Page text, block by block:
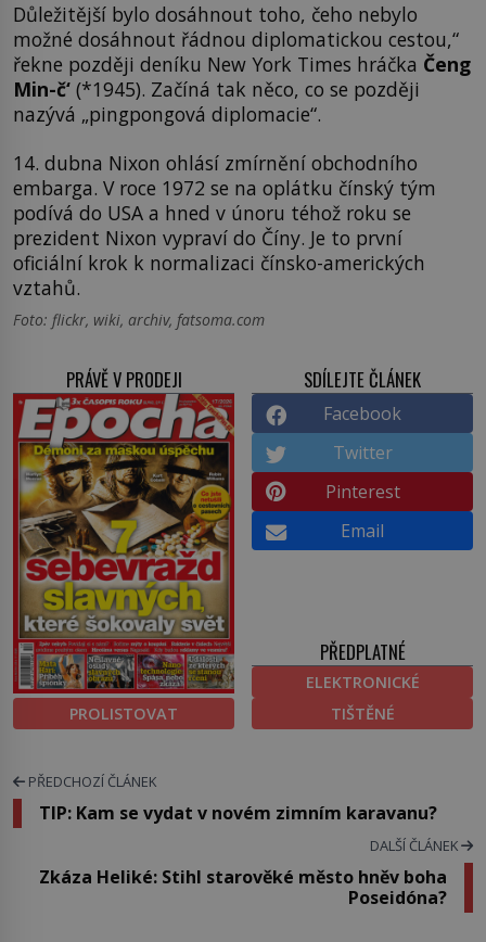
Důležitější bylo dosáhnout toho, čeho nebylo
možné dosáhnout řádnou diplomatickou cestou,“
řekne později deníku New York Times hráčka Čeng
Min-č‘ (*1945). Začíná tak něco, co se později
nazývá „pingpongová diplomacie“.
14. dubna Nixon ohlásí zmírnění obchodního
embarga. V roce 1972 se na oplátku čínský tým
podívá do USA a hned v únoru téhož roku se
prezident Nixon vypraví do Číny. Je to první
oficiální krok k normalizaci čínsko-amerických
vztahů.
Foto: flickr, wiki, archiv, fatsoma.com
PRÁVĚ V PRODEJI
PROLISTOVAT
SDÍLEJTE ČLÁNEK
Facebook
Twitter
Pinterest
Email
PŘEDPLATNÉ
ELEKTRONICKÉ
TIŠTĚNÉ
PŘEDCHOZÍ ČLÁNEK
TIP: Kam se vydat v novém zimním karavanu?
DALŠÍ ČLÁNEK
Zkáza Heliké: Stihl starověké město hněv boha
Poseidóna?